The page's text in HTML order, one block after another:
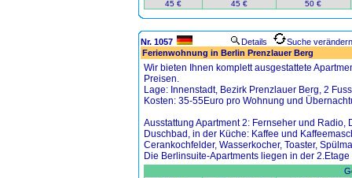
45 € 45 € 50 €
Nr. 1057 Details
Suche verändern
Ferienwohnung in Berlin Prenzlauer Berg
Wir bieten Ihnen komplett ausgestattete
Preisen.
Lage: Innenstadt, Bezirk Prenzlauer Berg, 2
Kosten: 35-55Euro pro Wohnung und
Ausstattung Apartment 2: Fernseher und Radio,
Duschbad, in der Küche: Kaffee und
Cerankochfelder, Wasserkocher, Toaster,
Die Berlinsuite-Apartments liegen in der